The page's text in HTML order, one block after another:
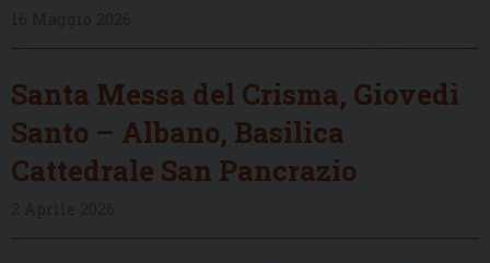
Santa Messa del Crisma, Giovedì
Santo – Albano, Basilica
Cattedrale San Pancrazio